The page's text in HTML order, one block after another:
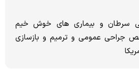
سرطان و بیماری های خوش خیم
جراحی عمومی و ترمیم و بازسازی